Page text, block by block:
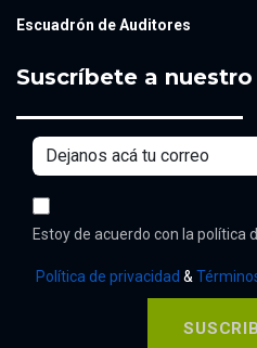
Escuadrón de Auditores
Suscríbete a
Estoy de acuerdo con la política
Política de privacidad &